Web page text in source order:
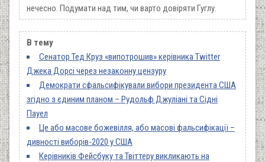
нечесно. Подумати над тим, чи варто довіряти Гуглу.
В тему
Сенатор Тед Круз «випотрошив» керівника Twitter
Джека Дорсі через незаконну цензуру
Демократи сфальсифікували вибори президента США
згідно з єдиним планом – Рудольф Джуліані та Сідні
Пауел
Це або масове божевілля, або масові фальсифікації –
дивності виборів-2020 у США
Керівників Фейсбуку та Твіттеру викликають на